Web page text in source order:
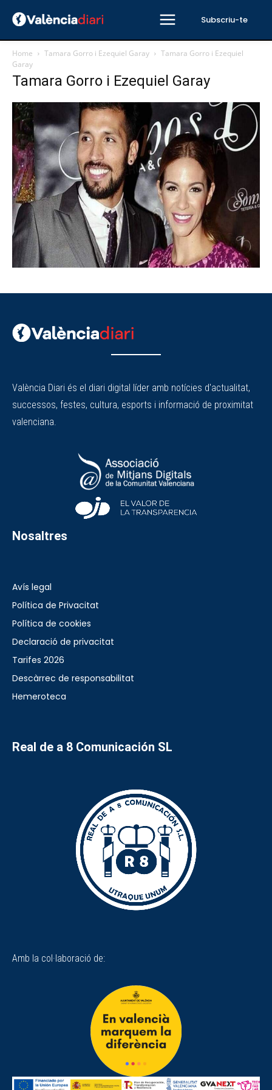
Subscriu-te
Home Tamara Gorro i Ezequiel Garay
Tamara Gorro i Ezequiel
Garay
Tamara Gorro i Ezequiel Garay
València Diari és el diari digital líder amb notícies d'actualitat,
successos, festes, cultura, esports i informació de proximitat
valenciana.
Nosaltres
Avís legal
Política de Privacitat
Política de cookies
Declaració de privacitat
Tarifes 2026
Descàrrec de responsabilitat
Hemeroteca
Real de a 8 Comunicación SL
Amb la col·laboració de: